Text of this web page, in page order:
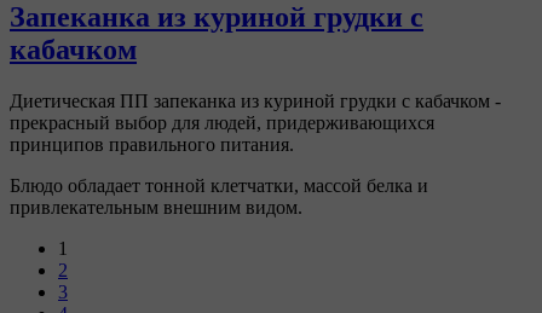
Запеканка из куриной грудки с
кабачком
Диетическая ПП запеканка из куриной грудки с кабачком -
прекрасный выбор для людей, придерживающихся
принципов правильного питания.
Блюдо обладает тонной клетчатки, массой белка и
привлекательным внешним видом.
1
2
3